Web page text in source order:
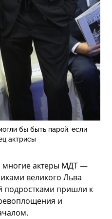
бы быть парой, если
актрисы
многие актеры МДТ —
великого Льва
подростками пришли к
и